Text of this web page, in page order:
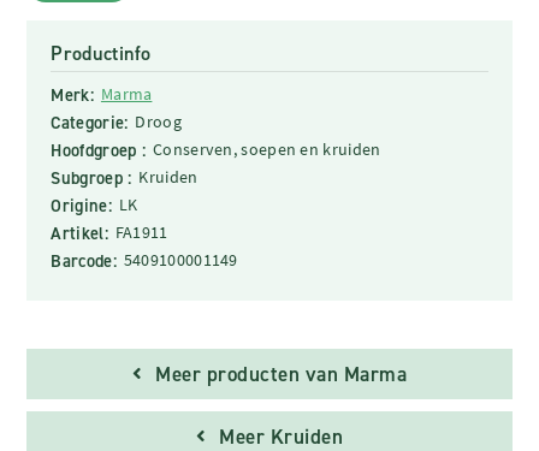
Productinfo
Merk: Marma
Categorie: Droog
Hoofdgroep : Conserven, soepen en kruiden
Subgroep : Kruiden
Origine: LK
Artikel: FA1911
Barcode: 5409100001149
Meer producten van Marma
Meer Kruiden